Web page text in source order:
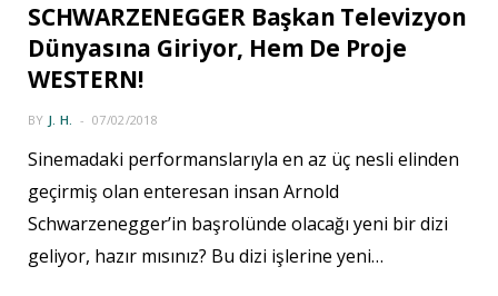
SCHWARZENEGGER Başkan Televizyon
Dünyasına Giriyor, Hem De Proje
WESTERN!
BY J. H. 07/02/2018
Sinemadaki performanslarıyla en az üç nesli elinden
geçirmiş olan enteresan insan Arnold
Schwarzenegger’in başrolünde olacağı yeni bir dizi
geliyor, hazır mısınız? Bu dizi işlerine yeni…